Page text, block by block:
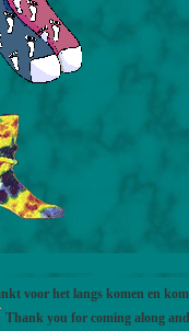
voor het langs komen en
Thank you for coming along